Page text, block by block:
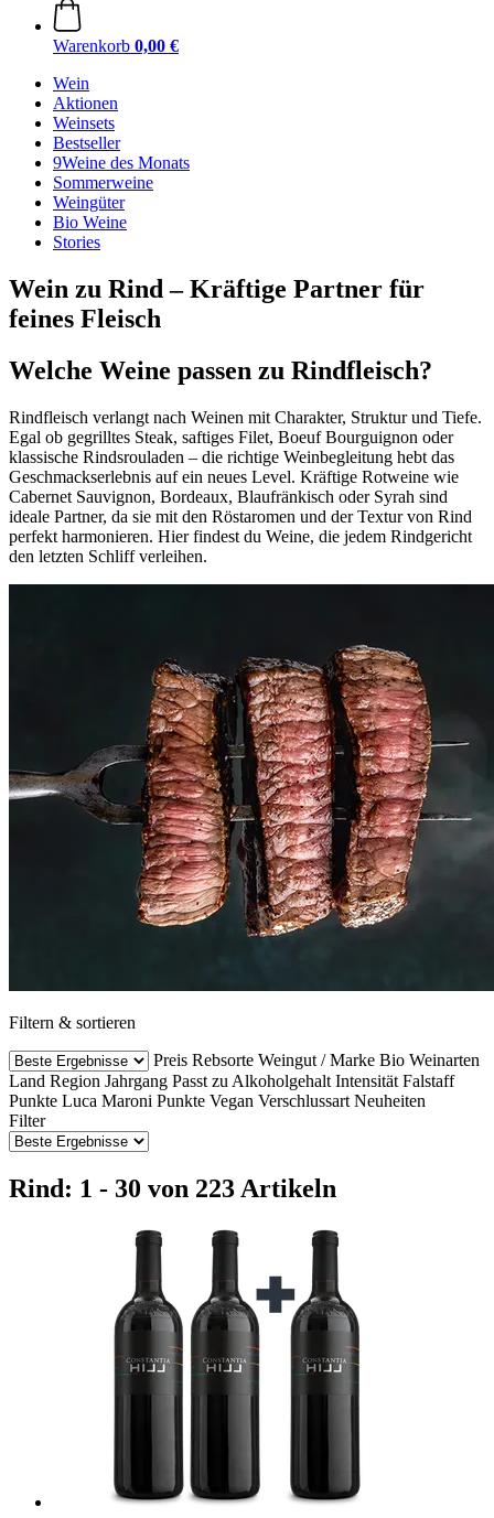
Warenkorb 0,00 €
Wein
Aktionen
Weinsets
Bestseller
9Weine des Monats
Sommerweine
Weingüter
Bio Weine
Stories
Wein zu Rind – Kräftige Partner für
feines Fleisch
Welche Weine passen zu Rindfleisch?
Rindfleisch verlangt nach Weinen mit Charakter, Struktur und Tiefe.
Egal ob gegrilltes Steak, saftiges Filet, Boeuf Bourguignon oder
klassische Rindsrouladen – die richtige Weinbegleitung hebt das
Geschmackserlebnis auf ein neues Level. Kräftige Rotweine wie
Cabernet Sauvignon, Bordeaux, Blaufränkisch oder Syrah sind
ideale Partner, da sie mit den Röstaromen und der Textur von Rind
perfekt harmonieren. Hier findest du Weine, die jedem Rindgericht
den letzten Schliff verleihen.
Filtern & sortieren
Preis Rebsorte Weingut / Marke Bio Weinarten
Land Region Jahrgang Passt zu Alkoholgehalt Intensität Falstaff
Punkte Luca Maroni Punkte Vegan Verschlussart Neuheiten
Filter
Rind: 1 - 30 von 223 Artikeln